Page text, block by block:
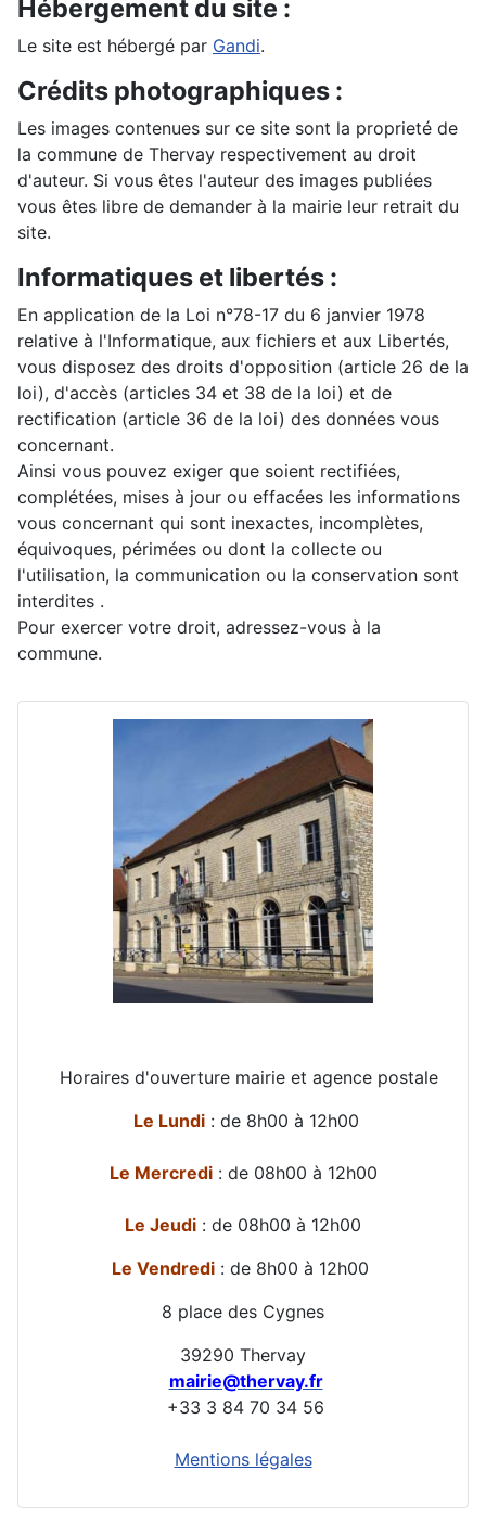
Hébergement du site :
Le site est hébergé par Gandi.
Crédits photographiques :
Les images contenues sur ce site sont la proprieté de
la commune de Thervay respectivement au droit
d'auteur. Si vous êtes l'auteur des images publiées
vous êtes libre de demander à la mairie leur retrait du
site.
Informatiques et libertés :
En application de la Loi n°78-17 du 6 janvier 1978
relative à l'Informatique, aux fichiers et aux Libertés,
vous disposez des droits d'opposition (article 26 de la
loi), d'accès (articles 34 et 38 de la loi) et de
rectification (article 36 de la loi) des données vous
concernant.
Ainsi vous pouvez exiger que soient rectifiées,
complétées, mises à jour ou effacées les informations
vous concernant qui sont inexactes, incomplètes,
équivoques, périmées ou dont la collecte ou
l'utilisation, la communication ou la conservation sont
interdites .
Pour exercer votre droit, adressez-vous à la
commune.
Horaires d'ouverture mairie et agence postale
Le Lundi: de 8h00 à 12h00
Le Mercredi: de 08h00 à 12h00
Le Jeudi : de 08h00 à 12h00
Le Vendredi : de 8h00 à 12h00
8 place des Cygnes
39290 Thervay
mairie@thervay.fr
+33 3 84 70 34 56
Mentions légales